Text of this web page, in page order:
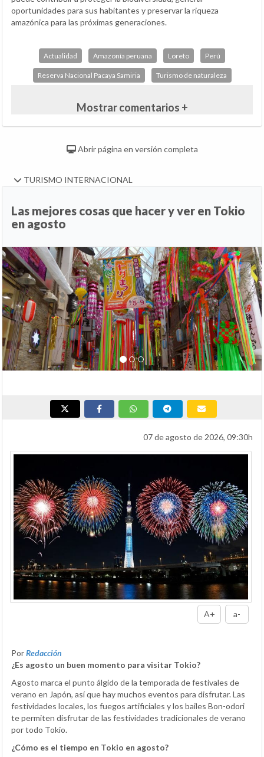
oportunidades para sus habitantes y preservar la riqueza
amazónica para las próximas generaciones.
Actualidad Amazonía peruana Loreto Perú
Reserva Nacional Pacaya Samiria Turismo de naturaleza
Mostrar comentarios +
Abrir página en versión completa
TURISMO INTERNACIONAL
Las mejores cosas que hacer y ver en Tokio
en agosto
Anterior
07 de agosto de 2026, 09:30h
A+ a-
PorRedacción
¿Es agosto un buen momento para visitar Tokio?
Agosto marca el punto álgido de la temporada de festivales de
verano en Japón, así que hay muchos eventos para disfrutar. Las
festividades locales, los fuegos artificiales y los bailes Bon-odori
te permiten disfrutar de las festividades tradicionales de verano
por todo Tokio.
¿Cómo es el tiempo en Tokio en agosto?